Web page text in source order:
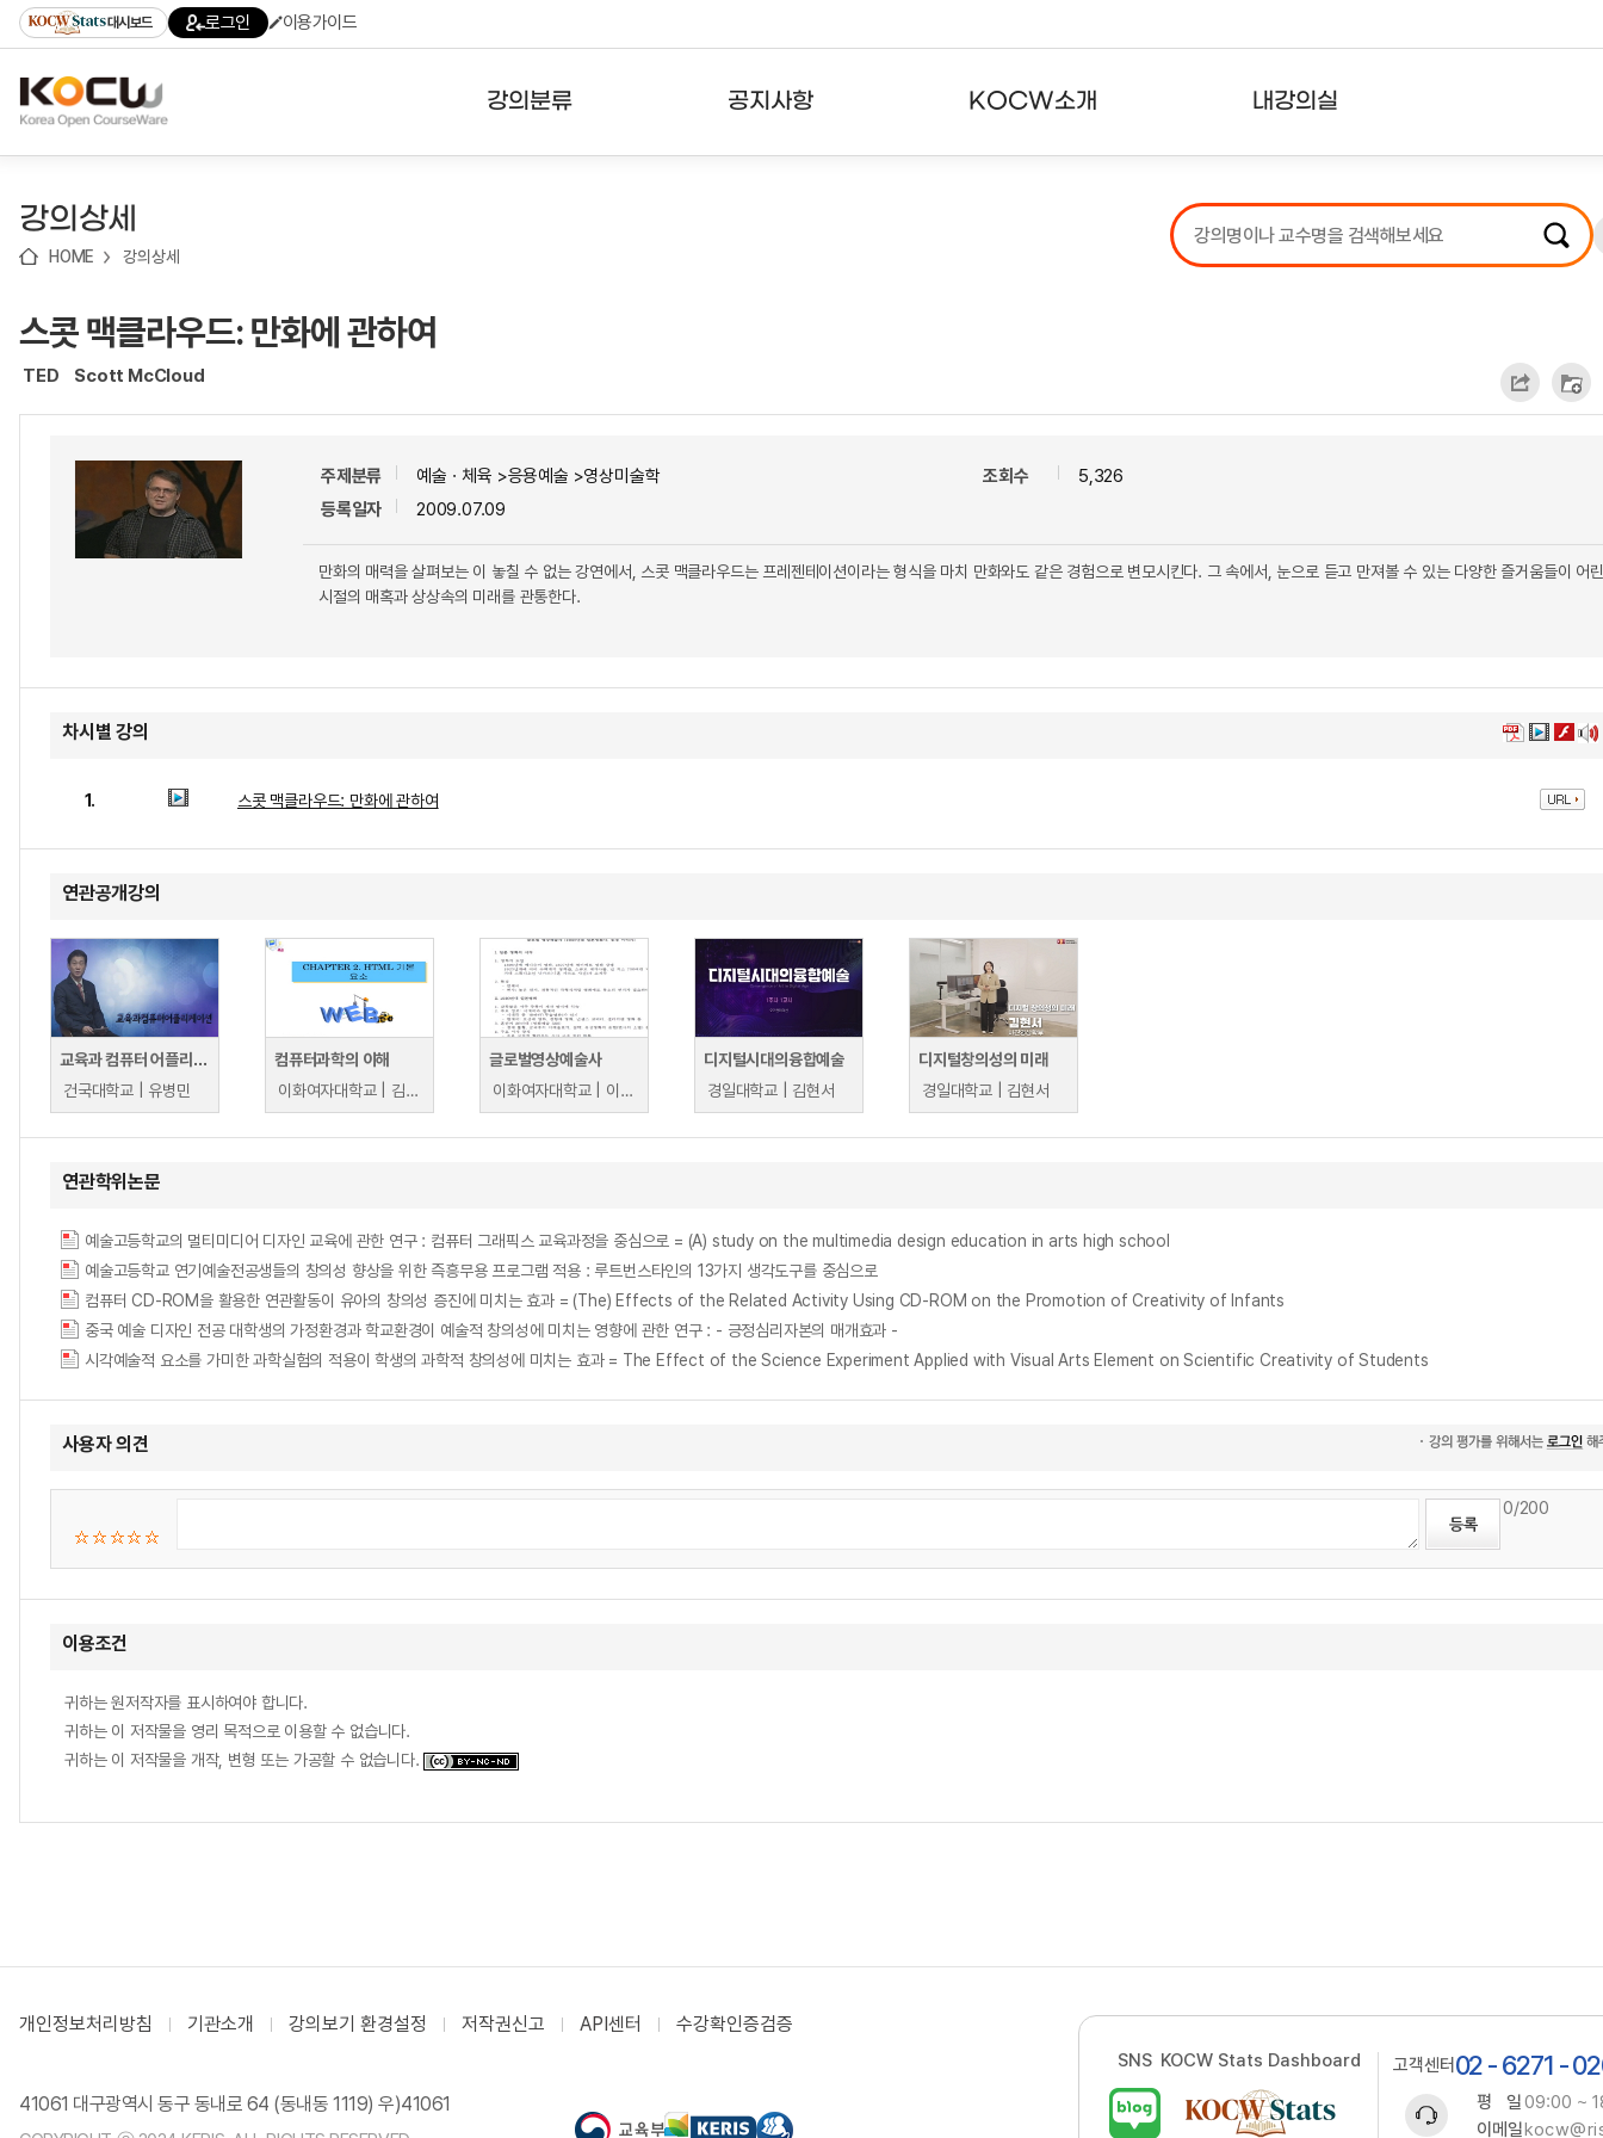
기
기
기
content)
가
대시보드 로그인 이용가이드
강의분류 공지사항 KOCW소개 내강의실
강의리스트
수강확인증강의
강의상세
HOME 강의상세
스콧 맥클라우드: 만화에 관하여
TED Scott McCloud
주제분류
예술ㆍ체육 >응용예술 >영상미술학
등록일자
2009.07.09
조회수 5,326
만화의 매력을 살펴보는 이 놓칠 수 없는 강연에서, 스콧 맥클라우드는 프레젠테이션이라는 형식을 마치 만화와도 같은 경험으로 변모시킨다. 그 속에서, 눈으로 듣고 만져볼 수 있는 다양한 즐거움들이 어린
시절의 매혹과 상상속의 미래를 관통한다.
차시별 강의
1. 스콧 맥클라우드: 만화에 관하여
연관공개강의
교육과 컴퓨터 어플리케이션
건국대학교 | 유병민
컴퓨터과학의 이해
이화여자대학교 | 김동성
글로벌영상예술사
이화여자대학교 | 이형숙
디지털시대의융합예술
경일대학교 | 김현서
디지털창의성의 미래
경일대학교 | 김현서
연관학위논문
예술고등학교의 멀티미디어 디자인 교육에 관한 연구 : 컴퓨터 그래픽스 교육과정을 중심으로 = (A) study on the multimedia design education in arts high school
예술고등학교 연기예술전공생들의 창의성 향상을 위한 즉흥무용 프로그램 적용 : 루트번스타인의 13가지 생각도구를 중심으로
컴퓨터 CD-ROM을 활용한 연관활동이 유아의 창의성 증진에 미치는 효과 = (The) Effects of the Related Activity Using CD-ROM on the Promotion of Creativity of Infants
중국 예술 디자인 전공 대학생의 가정환경과 학교환경이 예술적 창의성에 미치는 영향에 관한 연구 : - 긍정심리자본의 매개효과 -
시각예술적 요소를 가미한 과학실험의 적용이 학생의 과학적 창의성에 미치는 효과 = The Effect of the Science Experiment Applied with Visual Arts Element on Scientific Creativity of Students
사용자 의견
0/200
이용조건
귀하는 원저작자를 표시하여야 합니다.
귀하는 이 저작물을 영리 목적으로 이용할 수 없습니다.
귀하는 이 저작물을 개작, 변형 또는 가공할 수 없습니다.
개인정보처리방침 기관소개 강의보기 환경설정 저작권신고 API센터 수강확인증검증
41061 대구광역시 동구 동내로 64 (동내동 1119) 우)41061
SNS KOCW Stats Dashboard 고객센터 02 - 6271 -
평 일09:00 ~
이메일